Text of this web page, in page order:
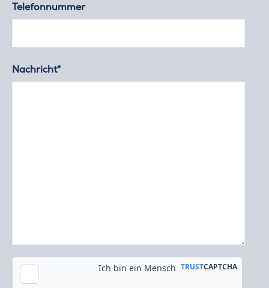
Telefonnummer
Nachricht*
Kopie an meine E-Mail-Adresse senden